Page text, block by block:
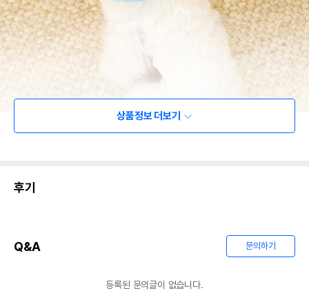
상품정보 더보기
후기
Q&A 문의하기
등록된 문의글이 없습니다.